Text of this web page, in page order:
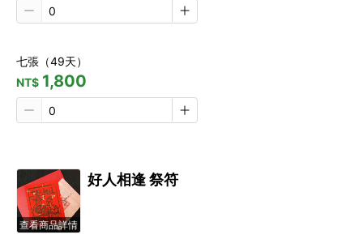
七張（49天）
NT$ 1,800
查看商品詳情
好人相逢 祭符